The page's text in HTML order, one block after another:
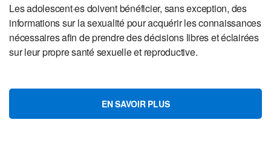
Les adolescent·es doivent bénéficier, sans exception, des
informations sur la sexualité pour acquérir les connaissances
nécessaires afin de prendre des décisions libres et éclairées
sur leur propre santé sexuelle et reproductive.
EN SAVOIR PLUS